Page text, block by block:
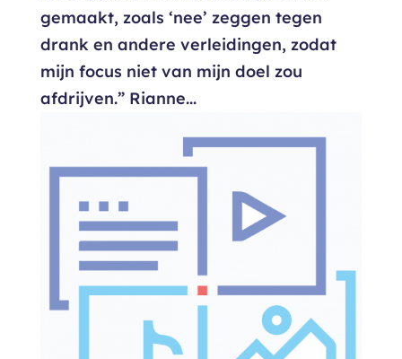
gemaakt, zoals ‘nee’ zeggen tegen
drank en andere verleidingen, zodat
mijn focus niet van mijn doel zou
afdrijven.” Rianne...